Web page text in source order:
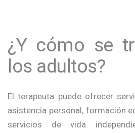
¿Y cómo se
los adultos?
El terapeuta puede ofrecer
asistencia personal, formación
servicios de vida